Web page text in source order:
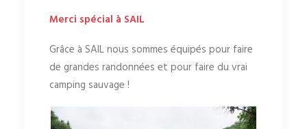
Merci spécial à SAIL
Grâce à SAIL nous sommes équipés pour faire
de grandes randonnées et pour faire du vrai
camping sauvage !